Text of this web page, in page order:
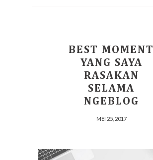
BEST MOMENT
YANG SAYA
RASAKAN
SELAMA
NGEBLOG
MEI 25, 2017